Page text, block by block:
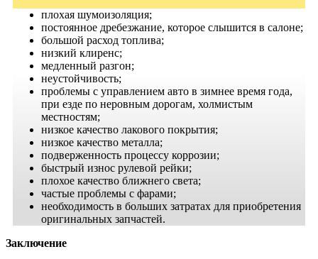
плохая шумоизоляция;
постоянное дребезжание, которое слышится в салоне;
большой расход топлива;
низкий клиренс;
медленный разгон;
неустойчивость;
проблемы с управлением авто в зимнее время года,
при езде по неровным дорогам, холмистым
местностям;
низкое качество лакового покрытия;
низкое качество металла;
подверженность процессу коррозии;
быстрый износ рулевой рейки;
плохое качество ближнего света;
частые проблемы с фарами;
необходимость в больших затратах для приобретения
оригинальных запчастей.
Заключение